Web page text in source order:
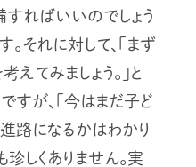
すればいいのでしょう
。それに対して、「まず
てみましょう。」と
すが、「今はまだ子ど
進路になるかはわかり
珍しくありません。実